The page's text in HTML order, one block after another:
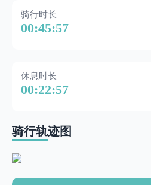
骑行时长
00:45:57
休息时长
00:22:57
骑行轨迹图